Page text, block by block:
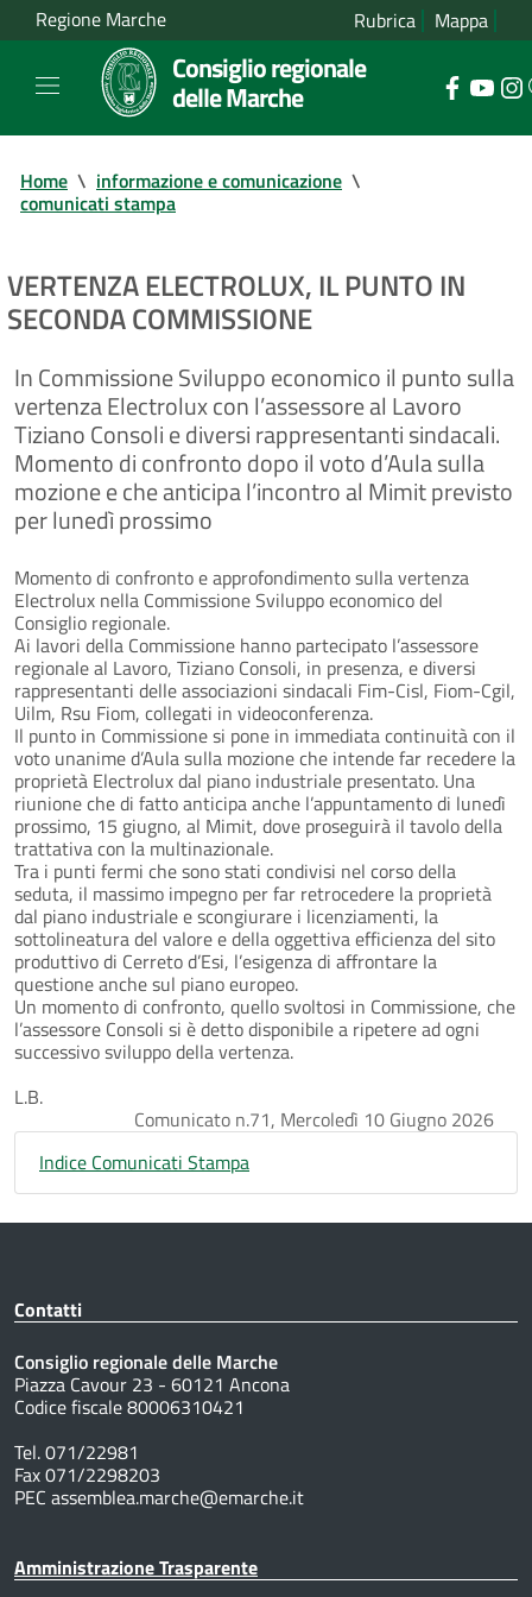
Regione Marche Rubrica Mappa
Consiglio regionale
delle Marche
Home \ informazione e comunicazione \
comunicati stampa
VERTENZA ELECTROLUX, IL PUNTO IN
SECONDA COMMISSIONE
In Commissione Sviluppo economico il punto sulla
vertenza Electrolux con l’assessore al Lavoro
Tiziano Consoli e diversi rappresentanti sindacali.
Momento di confronto dopo il voto d’Aula sulla
mozione e che anticipa l’incontro al Mimit previsto
per lunedì prossimo
Momento di confronto e approfondimento sulla vertenza
Electrolux nella Commissione Sviluppo economico del
Consiglio regionale.
Ai lavori della Commissione hanno partecipato l’assessore
regionale al Lavoro, Tiziano Consoli, in presenza, e diversi
rappresentanti delle associazioni sindacali Fim-Cisl, Fiom-Cgil,
Uilm, Rsu Fiom, collegati in videoconferenza.
Il punto in Commissione si pone in immediata continuità con il
voto unanime d’Aula sulla mozione che intende far recedere la
proprietà Electrolux dal piano industriale presentato. Una
riunione che di fatto anticipa anche l’appuntamento di lunedì
prossimo, 15 giugno, al Mimit, dove proseguirà il tavolo della
trattativa con la multinazionale.
Tra i punti fermi che sono stati condivisi nel corso della
seduta, il massimo impegno per far retrocedere la proprietà
dal piano industriale e scongiurare i licenziamenti, la
sottolineatura del valore e della oggettiva efficienza del sito
produttivo di Cerreto d’Esi, l’esigenza di affrontare la
questione anche sul piano europeo.
Un momento di confronto, quello svoltosi in Commissione, che
l’assessore Consoli si è detto disponibile a ripetere ad ogni
successivo sviluppo della vertenza.
L.B.
Comunicato n.71, Mercoledì 10 Giugno 2026
Indice Comunicati Stampa
Contatti
Consiglio regionale delle Marche
Piazza Cavour 23 - 60121 Ancona
Codice fiscale 80006310421
Tel. 071/22981
Fax 071/2298203
PEC assemblea.marche@emarche.it
Amministrazione Trasparente